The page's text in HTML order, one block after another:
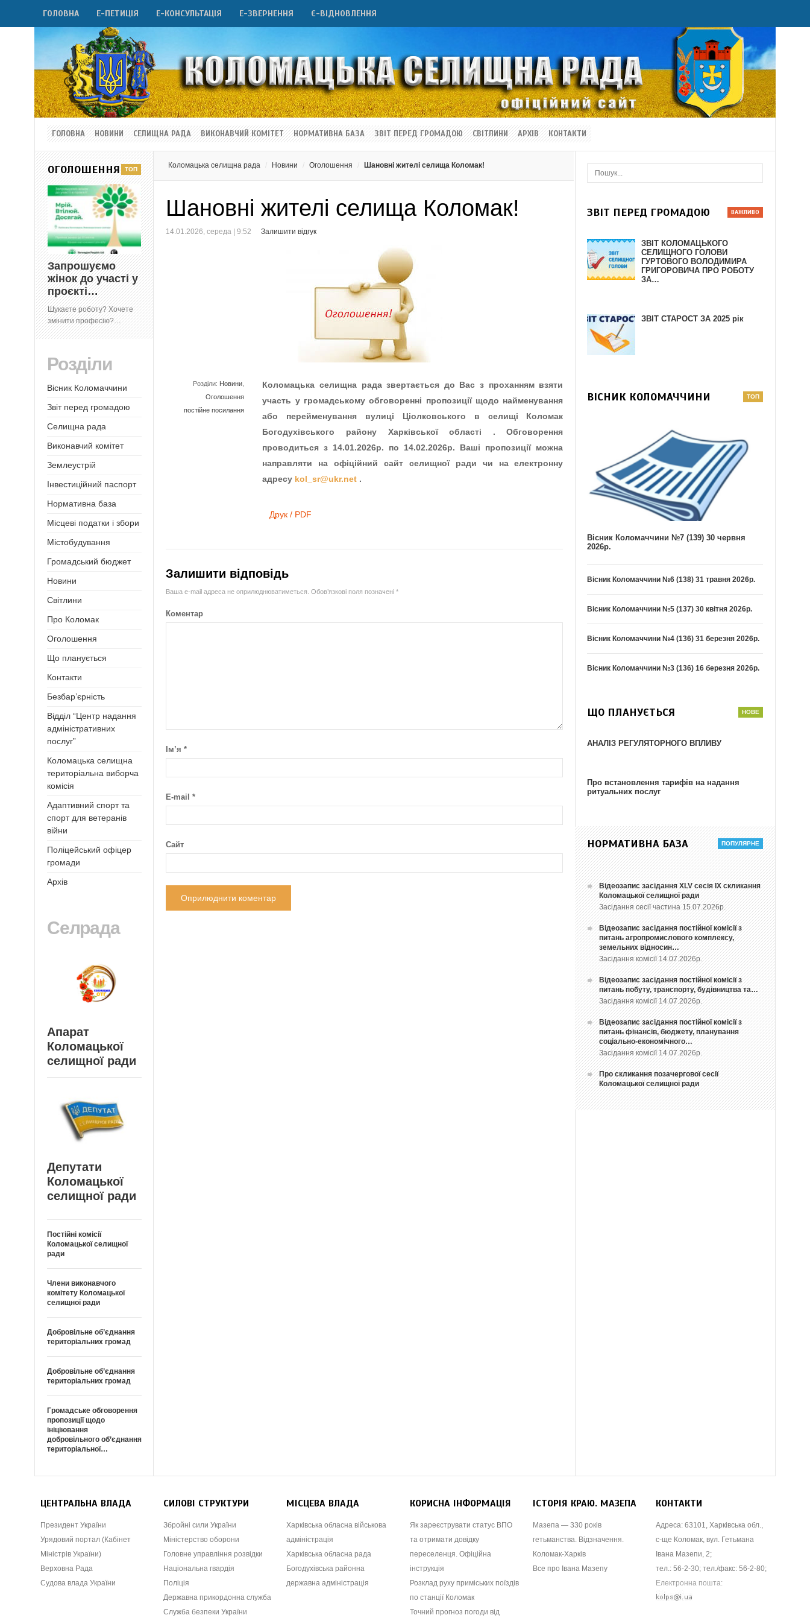
ГОЛОВНА Е-ПЕТИЦІЯ Е-КОНСУЛЬТАЦІЯ Е-ЗВЕРНЕННЯ Є-ВІДНОВЛЕННЯ
ГОЛОВНА НОВИНИ СЕЛИЩНА РАДА ВИКОНАВЧИЙ КОМІТЕТ НОРМАТИВНА БАЗА ЗВІТ ПЕРЕД ГРОМАДОЮ СВІТЛИНИ АРХІВ КОНТАКТИ
Коломацька селищна рада Новини Оголошення Шановні жителі селища Коломак!
Шановні жителі селища Коломак!
14.01.2026, середа | 9:52 Залишити відгук
Розділи: Новини
Оголошення
постійне посилання
Коломацька селищна рада звертається до Вас з проханням взяти
участь у громадському обговоренні пропозиції щодо найменування
або перейменування вулиці Ціолковського в селищі Коломак
Богодухівського району Харківської області . Обговорення
проводиться з 14.01.2026р. по 14.02.2026р. Ваші пропозиції можна
направляти на офіційний сайт селищної ради чи на електронну
адресу kol_sr@ukr.net .
Друк / PDF
Залишити відповідь
Ваша e-mail адреса не оприлюднюватиметься. Обов’язкові поля позначені*
Коментар
Ім’я*
E-mail*
Сайт
ОГОЛОШЕННЯ
Запрошуємо
жінок до участі у
проєкті…
Шукаєте роботу? Хочете
змінити професію?…
Розділи
Вісник Коломаччини
Звіт перед громадою
Селищна рада
Виконавчий комітет
Землеустрій
Інвестиційний паспорт
Нормативна база
Місцеві податки і збори
Містобудування
Громадський бюджет
Новини
Світлини
Про Коломак
Оголошення
Що планується
Контакти
Безбар’єрність
Відділ “Центр надання
адміністративних
послуг”
Коломацька селищна
територіальна виборча
комісія
Адаптивний спорт та
спорт для ветеранів
війни
Поліцейський офіцер
громади
Архів
Селрада
Апарат
Коломацької
селищної ради
Депутати
Коломацької
селищної ради
Постійні комісії
Коломацької селищної
ради
Члени виконавчого
комітету Коломацької
селищної ради
Добровільне об’єднання
територіальних громад
Добровільне об’єднання
територіальних громад
Громадське обговорення
пропозиції щодо
ініціювання
добровільного об’єднання
територіальної…
ЗВІТ ПЕРЕД ГРОМАДОЮ
ЗВІТ КОЛОМАЦЬКОГО
СЕЛИЩНОГО ГОЛОВИ
ГУРТОВОГО ВОЛОДИМИРА
ГРИГОРОВИЧА ПРО РОБОТУ
ЗА…
ЗВІТ СТАРОСТ ЗА 2025 рік
ВІСНИК КОЛОМАЧЧИНИ
Вісник Коломаччини №7 (139) 30 червня
2026р.
Вісник Коломаччини №6 (138) 31 травня 2026р.
Вісник Коломаччини №5 (137) 30 квітня 2026р.
Вісник Коломаччини №4 (136) 31 березня 2026р.
Вісник Коломаччини №3 (136) 16 березня 2026р.
ЩО ПЛАНУЄТЬСЯ
АНАЛІЗ РЕГУЛЯТОРНОГО ВПЛИВУ
Про встановлення тарифів на надання
ритуальних послуг
НОРМАТИВНА БАЗА
Відеозапис засідання ХLV сесія ІХ скликання
Коломацької селищної ради
Засідання сесії частина 15.07.2026р.
Відеозапис засідання постійної комісії з
питань агропромислового комплексу,
земельних відносин…
Засідання комісії 14.07.2026р.
Відеозапис засідання постійної комісії з
питань побуту, транспорту, будівництва та…
Засідання комісії 14.07.2026р.
Відеозапис засідання постійної комісії з
питань фінансів, бюджету, планування
соціально-економічного…
Засідання комісії 14.07.2026р.
Про скликання позачергової сесії
Коломацької селищної ради
ЦЕНТРАЛЬНА ВЛАДА
Президент України
Урядовий портал (Кабінет
Міністрів України)
Верховна Рада
Судова влада України
СИЛОВІ СТРУКТУРИ
Збройні сили України
Міністерство оборони
Головне управління розвідки
Національна гвардія
Поліція
Державна прикордонна служба
Служба безпеки України
МІСЦЕВА ВЛАДА
Харківська обласна військова
адміністрація
Харківська обласна рада
Богодухівська районна
державна адміністрація
КОРИСНА ІНФОРМАЦІЯ
Як зареєструвати статус ВПО
та отримати довідку
переселенця. Офіційна
інструкція
Розклад руху приміських поїздів
по станції Коломак
Точний прогноз погоди від
ІСТОРІЯ КРАЮ. МАЗЕПА
Мазепа — 330 років
гетьманства. Відзначення.
Коломак-Харків
Все про Івана Мазепу
КОНТАКТИ
Адреса: 63101, Харківська обл.,
с-ще Коломак, вул. Гетьмана
Івана Мазепи, 2;
тел.: 56-2-30; тел./факс: 56-2-80;
Електронна пошта: